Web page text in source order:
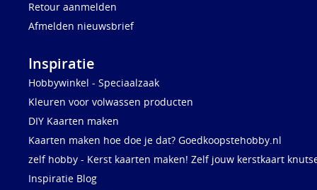
Retour aanmelden
Afmelden nieuwsbrief
Inspiratie
Hobbywinkel - Speciaalzaak
Kleuren voor volwassen producten
DIY Kaarten maken
Kaarten maken hoe doe je dat? Goedkoopstehobby.nl
zelf hobby - Kerst kaarten maken! Zelf jouw kerstkaart
Inspiratie Blog